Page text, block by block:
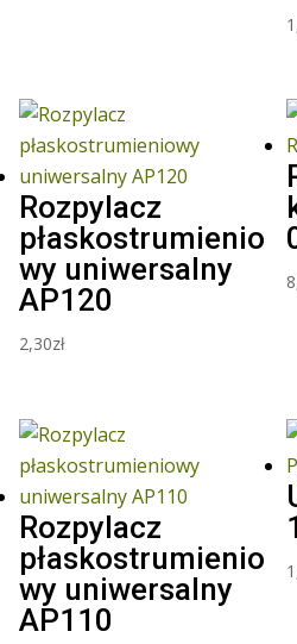
Rozpylacz
płaskostrumienio
wy uniwersalny
AP120
2,30zł
Rozpylacz
płaskostrumienio
wy uniwersalny
AP110